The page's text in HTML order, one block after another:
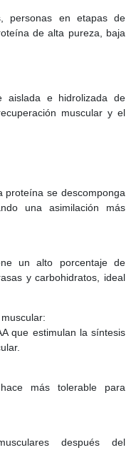
personas en etapas de
de alta pureza, baja
aislada e hidrolizada de
muscular y el
proteína se descomponga
una asimilación más
un alto porcentaje de
y carbohidratos, ideal
que estimulan la síntesis
más tolerable para
después del